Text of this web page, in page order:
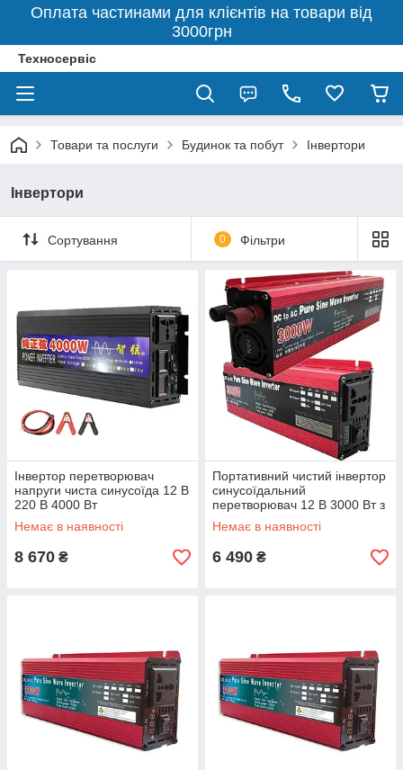
Оплата частинами для клієнтів на товари від
3000грн
Техносервіс
Товари та послуги Будинок та побут Інвертори
Інвертори
Сортування 0 Фільтри
Інвертор перетворювач
напруги чиста синусоїда 12 В
220 В 4000 Вт
Немає в наявності
8 670 ₴
Портативний чистий інвертор
синусоїдальний
перетворювач 12 В 3000 Вт з
чистим синусом
Немає в наявності
6 490 ₴